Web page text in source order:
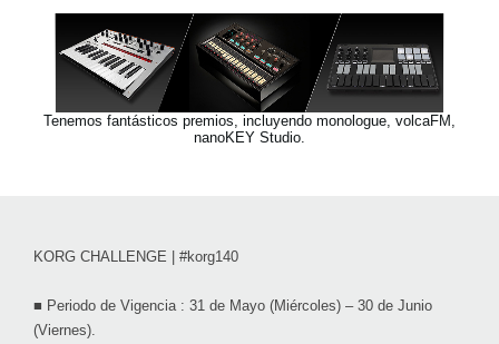
Tenemos fantásticos premios, incluyendo monologue, volcaFM,
nanoKEY Studio.
KORG CHALLENGE | #korg140
■ Periodo de Vigencia : 31 de Mayo (Miércoles) – 30 de Junio
(Viernes).